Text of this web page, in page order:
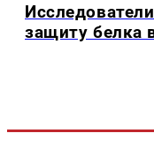
защиту белка